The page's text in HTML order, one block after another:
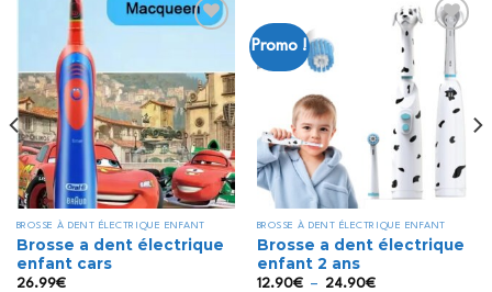
Ajouter
à la liste
d’envies
BROSSE À DENT ÉLECTRIQUE ENFANT
Brosse a dent électrique
enfant cars
26.99€
Promo !
Ajouter
à la liste
d’envies
BROSSE À DENT ÉLECTRIQUE ENFANT
Brosse a dent électrique
enfant 2 ans
12.90€ – 24.90€Plage